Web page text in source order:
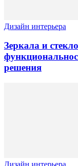
Дизайн интерьера
Зеркала и
решения
Дизайн интерьера